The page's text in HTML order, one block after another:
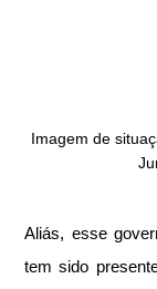
Imagem de
Aliás, esse
tem sido